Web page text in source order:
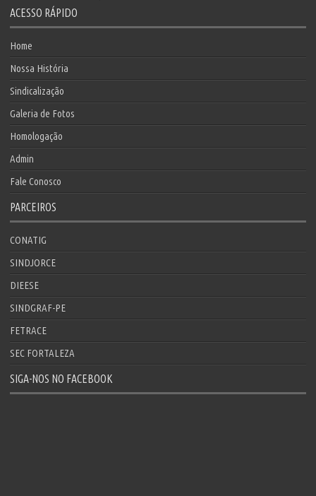
ACESSO RÁPIDO
Home
Nossa História
Sindicalização
Galeria de Fotos
Homologação
Admin
Fale Conosco
PARCEIROS
CONATIG
SINDJORCE
DIEESE
SINDGRAF-PE
FETRACE
SEC FORTALEZA
SIGA-NOS NO FACEBOOK